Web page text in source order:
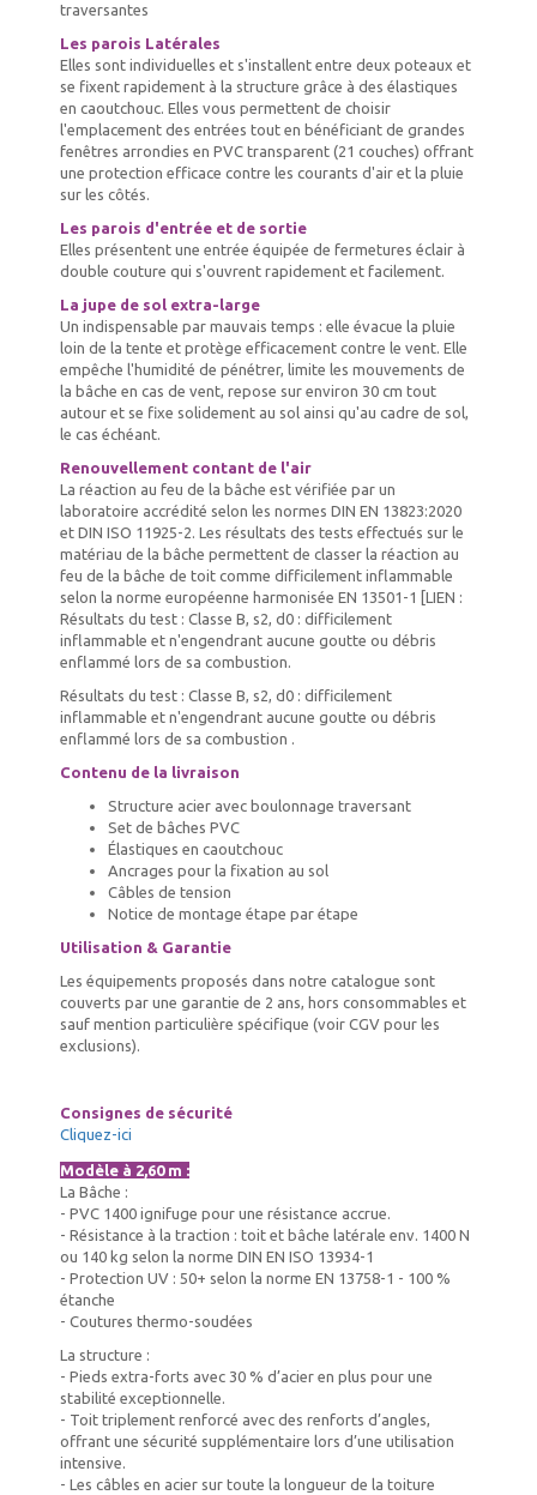
traversantes
Les parois Latérales
Elles sont individuelles et s'installent entre deux poteaux et
se fixent rapidement à la structure grâce à des élastiques
en caoutchouc. Elles vous permettent de choisir
l'emplacement des entrées tout en bénéficiant de grandes
fenêtres arrondies en PVC transparent (21 couches) offrant
une protection efficace contre les courants d'air et la pluie
sur les côtés.
Les parois d'entrée et de sortie
Elles présentent une entrée équipée de fermetures éclair à
double couture qui s'ouvrent rapidement et facilement.
La jupe de sol extra-large
Un indispensable par mauvais temps : elle évacue la pluie
loin de la tente et protège efficacement contre le vent. Elle
empêche l'humidité de pénétrer, limite les mouvements de
la bâche en cas de vent, repose sur environ 30 cm tout
autour et se fixe solidement au sol ainsi qu'au cadre de sol,
le cas échéant.
Renouvellement contant de l'air
La réaction au feu de la bâche est vérifiée par un
laboratoire accrédité selon les normes DIN EN 13823:2020
et DIN ISO 11925-2. Les résultats des tests effectués sur le
matériau de la bâche permettent de classer la réaction au
feu de la bâche de toit comme difficilement inflammable
selon la norme européenne harmonisée EN 13501-1 [LIEN :
Résultats du test : Classe B, s2, d0 : difficilement
inflammable et n'engendrant aucune goutte ou débris
enflammé lors de sa combustion.
Résultats du test : Classe B, s2, d0 : difficilement
inflammable et n'engendrant aucune goutte ou débris
enflammé lors de sa combustion .
Contenu de la livraison
Structure acier avec boulonnage traversant
Set de bâches PVC
Élastiques en caoutchouc
Ancrages pour la fixation au sol
Câbles de tension
Notice de montage étape par étape
Utilisation & Garantie
Les équipements proposés dans notre catalogue sont
couverts par une garantie de 2 ans, hors consommables et
sauf mention particulière spécifique (voir CGV pour les
exclusions).
Consignes de sécurité
Cliquez-ici
Modèle à 2,60 m :
La Bâche :
- PVC 1400 ignifuge pour une résistance accrue.
- Résistance à la traction : toit et bâche latérale env. 1400 N
ou 140 kg selon la norme DIN EN ISO 13934-1
- Protection UV : 50+ selon la norme EN 13758-1 - 100 %
étanche
- Coutures thermo-soudées
La structure :
- Pieds extra-forts avec 30 % d’acier en plus pour une
stabilité exceptionnelle.
- Toit triplement renforcé avec des renforts d’angles,
offrant une sécurité supplémentaire lors d’une utilisation
intensive.
- Les câbles en acier sur toute la longueur de la toiture